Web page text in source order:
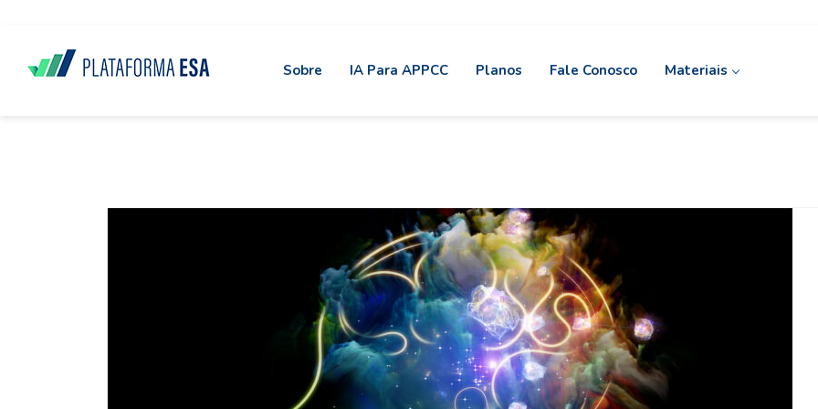
Sobre IA Para APPCC Planos Fale Conosco Materiais